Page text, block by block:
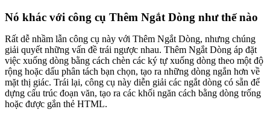
Nó khác với công cụ Thêm Ngắt Dòng như thế nào
Rất dễ nhầm lẫn công cụ này với Thêm Ngắt Dòng, nhưng chúng
giải quyết những vấn đề trái ngược nhau. Thêm Ngắt Dòng áp đặt
việc xuống dòng bằng cách chèn các ký tự xuống dòng theo một độ
rộng hoặc dấu phân tách bạn chọn, tạo ra những dòng ngắn hơn về
mặt thị giác. Trái lại, công cụ này diễn giải các ngắt dòng có sẵn để
dựng cấu trúc đoạn văn, tạo ra các khối ngăn cách bằng dòng trống
hoặc được gắn thẻ HTML.